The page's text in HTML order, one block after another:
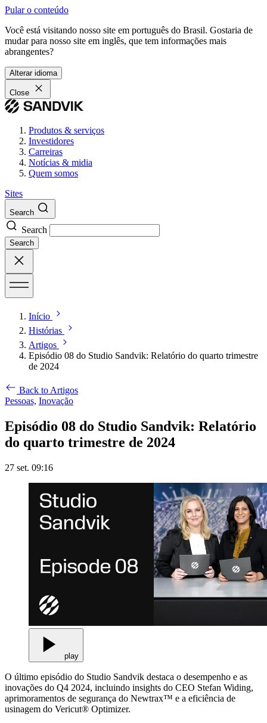
Pular o conteúdo
Você está visitando nosso site em português do Brasil. Gostaria de
mudar para nosso site em inglês, que tem informações mais
abrangentes?
Alterar idioma
Close
Produtos & serviços
Investidores
Carreiras
Notícias & midia
Quem somos
Sites
Search
Search
Search
Início
Histórias
Artigos
Episódio 08 do Studio Sandvik: Relatório do quarto trimestre
de 2024
Back to Artigos
Pessoas, Inovação
Episódio 08 do Studio Sandvik: Relatório
do quarto trimestre de 2024
27 set. 09:16
play
O último episódio do Studio Sandvik destaca o desempenho e as
inovações do Q4 2024, incluindo insights do CEO Stefan Widing,
aprimoramentos de segurança do Newtrax™ e a eficiência de
usinagem do Vericut® Optimizer.